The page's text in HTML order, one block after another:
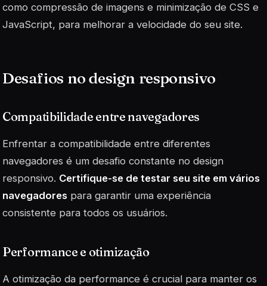
como compressão de imagens e minimização de CSS e
JavaScript, para melhorar a velocidade do seu site.
Desafios no design responsivo
Compatibilidade entre navegadores
Enfrentar a compatibilidade entre diferentes
navegadores é um desafio constante no design
responsivo. Certifique-se de testar seu site em vários
navegadores para garantir uma experiência
consistente para todos os usuários.
Performance e otimização
A otimização da performance é crucial para manter os